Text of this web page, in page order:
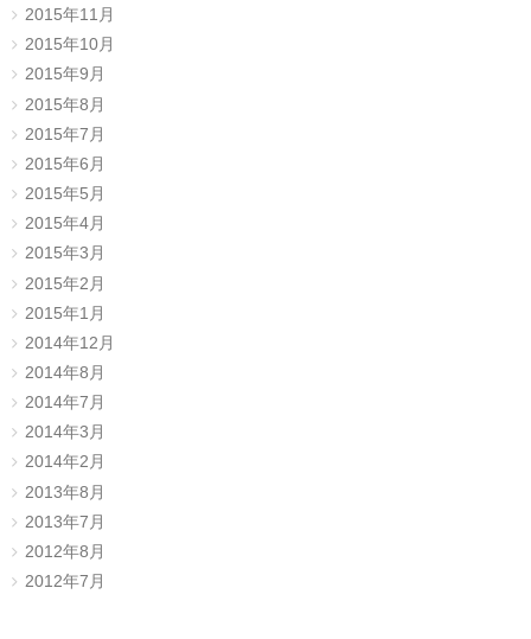
2015年11月
2015年10月
2015年9月
2015年8月
2015年7月
2015年6月
2015年5月
2015年4月
2015年3月
2015年2月
2015年1月
2014年12月
2014年8月
2014年7月
2014年3月
2014年2月
2013年8月
2013年7月
2012年8月
2012年7月